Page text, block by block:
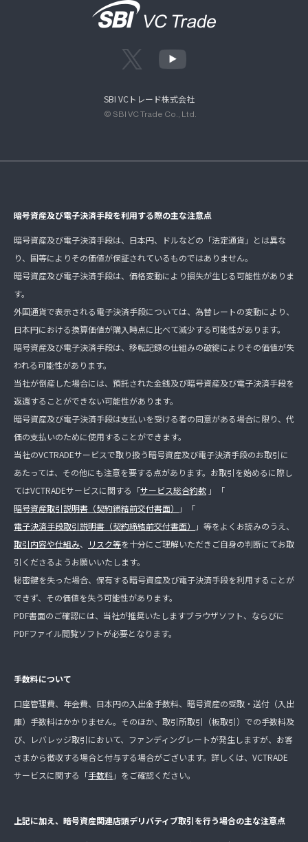
SBI VCトレード株式会社
© SBI VC Trade Co., Ltd.
暗号資産及び電子決済手段を利用する際の主な注意点
暗号資産及び電子決済手段は、日本円、ドルなどの「法定通貨」とは異な
り、国等によりその価値が保証されているものではありません。
暗号資産及び電子決済手段は、価格変動により損失が生じる可能性がありま
す。
外国通貨で表示される電子決済手段については、為替レートの変動により、
日本円における換算価値が購入時点に比べて減少する可能性があります。
暗号資産及び電子決済手段は、移転記録の仕組みの破綻によりその価値が失
われる可能性があります。
当社が倒産した場合には、預託された金銭及び暗号資産及び電子決済手段を
返還することができない可能性があります。
暗号資産及び電子決済手段は支払いを受ける者の同意がある場合に限り、代
価の支払いのために使用することができます。
当社のVCTRADEサービスで取り扱う暗号資産及び電子決済手段のお取引に
あたっては、その他にも注意を要する点があります。お取引を始めるに際し
てはVCTRADEサービスに関する「サービス総合約款 」「
暗号資産取引説明書（契約締結前交付書面）
」「
電子決済手段取引説明書（契約締結前交付書面）
」等をよくお読みのうえ、
取引内容や仕組み、 リスク等を十分にご理解いただきご自身の判断にてお取
引くださるようお願いいたします。
秘密鍵を失った場合、保有する暗号資産及び電子決済手段を利用することが
できず、その価値を失う可能性があります。
PDF書面のご確認には、当社が推奨いたしますブラウザソフト、ならびに
PDFファイル閲覧ソフトが必要となります。
手数料について
口座管理費、年会費、日本円の入出金手数料、暗号資産の受取・送付（入出
庫）手数料はかかりません。そのほか、取引所取引（板取引）での手数料及
び、レバレッジ取引において、ファンディングレートが発生しますが、お客
さまから徴収する場合と付与する場合がございます。詳しくは、VCTRADE
サービスに関する「手数料」をご確認ください。
上記に加え、暗号資産関連店頭デリバティブ取引を行う場合の主な注意点